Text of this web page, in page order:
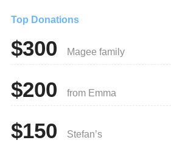
Top Donations
$300 Magee family
$200 from Emma
$150
Stefan’s